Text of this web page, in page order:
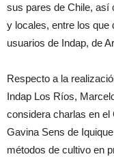
sus pares de Chile, así
y locales, entre los que
usuarios de Indap, de
Respecto a la
Indap Los Ríos,
considera charlas en el
Gavina Sens de
métodos de cultivo en